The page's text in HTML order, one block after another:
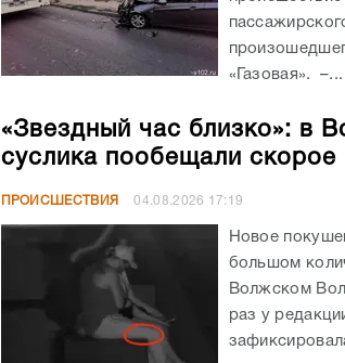
«Газовая». –...
«Звездный час близко»: в
суслика пообещали скорое
ПРОИСШЕСТВИЯ 04.08.2026 17:19
Новое
большом
Волжском
раз у